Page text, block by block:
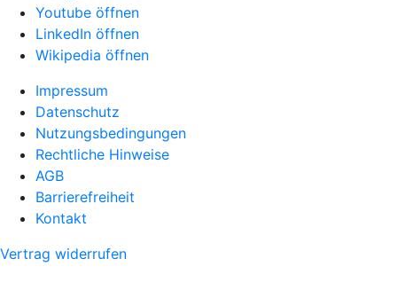
Youtube öffnen
LinkedIn öffnen
Wikipedia öffnen
Impressum
Datenschutz
Nutzungsbedingungen
Rechtliche Hinweise
AGB
Barrierefreiheit
Kontakt
Vertrag widerrufen